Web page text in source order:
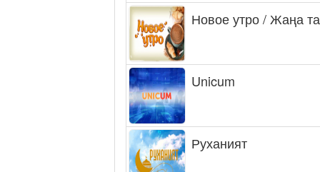
Новое утро / Жаңа
Unicum
Руханият